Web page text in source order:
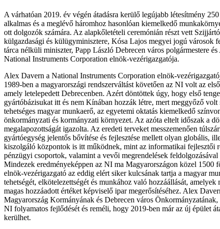
A várhatóan 2019. év végén átadásra kerülő legújabb létesítmény
alkalmas és a meglévő háromhoz hasonlóan kiemelkedő
ott dolgozók számára. Az alapkőletételi ceremónián részt vett
külgazdasági és külügyminisztere, Kósa Lajos megyei jogú városok
tárca nélküli miniszter, Papp László Debrecen város polgármestere
National Instruments Corporation elnök-vezérigazgatója.
Alex Davern a National Instruments Corporation elnök-
1989-ben a magyarországi rendszerváltást követően az NI volt az
amely letelepedett Debrecenben. Azért döntöttek úgy, hogy első
gyártóbázisukat itt és nem Kínában hozzák létre, mert meggyőző volt
tehetséges magyar munkaerő, az egyetemi oktatás kiemelkedő
önkormányzati és kormányzati környezet. Az azóta eltelt időszak a
megalapozottságát igazolta. Az eredeti terveket messzemenően
gyártóegység jelentős bővítése és fejlesztése mellett olyan globális,
kiszolgáló központok is itt működnek, mint az informatikai fejlesztői
pénzügyi csoportok, valamint a vevői megrendelések
Mindezek eredményeképpen az NI ma Magyarországon közel 1500
elnök-vezérigazgató az eddig elért siker kulcsának tartja a magyar
tehetségét, elkötelezettségét és munkához való hozzáállását,
magas hozzáadott értéket képviselő ipar megerősítéséhez. Alex
Magyarország Kormányának és Debrecen város
NI folyamatos fejlődését és reméli, hogy 2019-ben már az új épület
kerülhet.